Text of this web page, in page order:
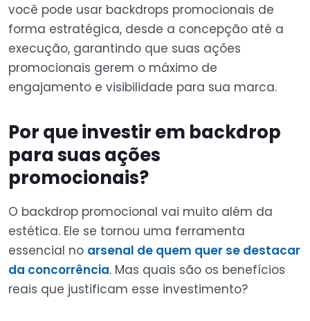
você pode usar backdrops promocionais de
forma estratégica, desde a concepção até a
execução, garantindo que suas ações
promocionais gerem o máximo de
engajamento e visibilidade para sua marca.
Por que investir em backdrop
para suas ações
promocionais?
O backdrop promocional vai muito além da
estética. Ele se tornou uma ferramenta
essencial no arsenal de quem quer se destacar
da concorrência. Mas quais são os benefícios
reais que justificam esse investimento?